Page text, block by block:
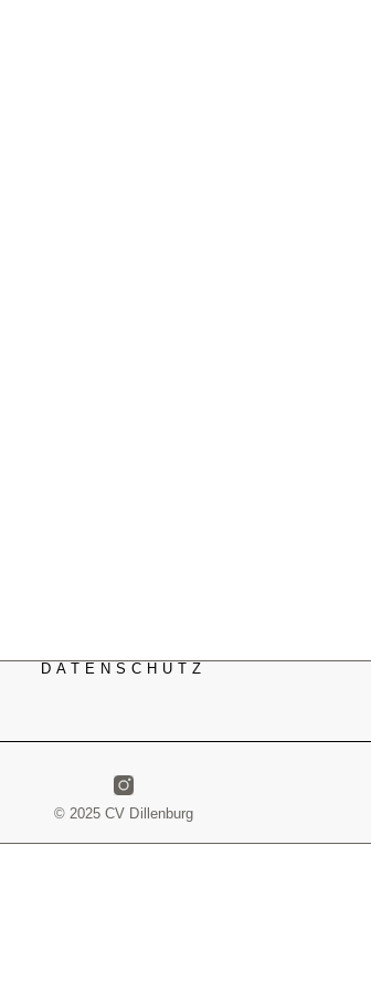
DATENSCHUTZ
© 2025 CV Dillenburg